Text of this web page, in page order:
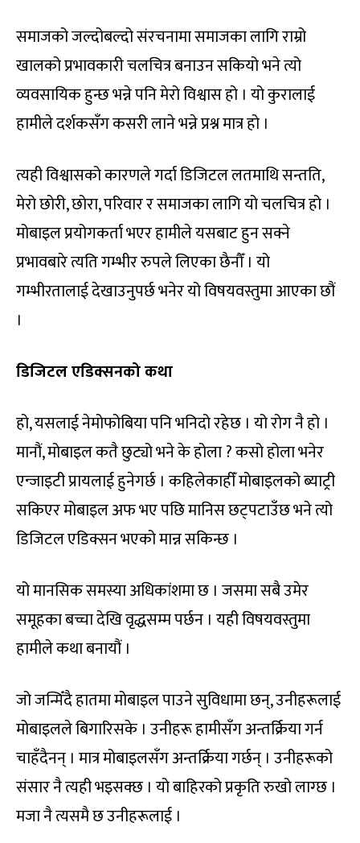
समाजको जल्दोबल्दो संरचनामा समाजका लागि राम्रो
खालको प्रभावकारी चलचित्र बनाउन सकियो भने त्यो
व्यवसायिक हुन्छ भन्ने पनि मेरो विश्वास हो । यो कुरालाई
हामीले दर्शकसँग कसरी लाने भन्ने प्रश्न मात्र हो ।
त्यही विश्वासको कारणले गर्दा डिजिटल लतमाथि सन्तति,
मेरो छोरी, छोरा, परिवार र समाजका लागि यो चलचित्र हो ।
मोबाइल प्रयोगकर्ता भएर हामीले यसबाट हुन सक्ने
प्रभावबारे त्यति गम्भीर रुपले लिएका छैनौँ । यो
गम्भीरतालाई देखाउनुपर्छ भनेर यो विषयवस्तुमा आएका छौं
।
डिजिटल एडिक्सनको कथा
हो, यसलाई नेमोफोबिया पनि भनिदो रहेछ । यो रोग नै हो ।
मानौं, मोबाइल कतै छुट्यो भने के होला ? कसो होला भनेर
एन्जाइटी प्रायलाई हुनेगर्छ । कहिलेकाहीँ मोबाइलको ब्याट्री
सकिएर मोबाइल अफ भए पछि मानिस छट्पटाउँछ भने त्यो
डिजिटल एडिक्सन भएको मान्न सकिन्छ ।
यो मानसिक समस्या अधिकांशमा छ । जसमा सबै उमेर
समूहका बच्चा देखि वृद्धसम्म पर्छन । यही विषयवस्तुमा
हामीले कथा बनायौं ।
जो जन्मिँदै हातमा मोबाइल पाउने सुविधामा छन्, उनीहरूलाई
मोबाइलले बिगारिसके । उनीहरू हामीसँग अन्तर्क्रिया गर्न
चाहँदैनन् । मात्र मोबाइलसँग अन्तर्क्रिया गर्छन् । उनीहरूको
संसार नै त्यही भइसक्छ । यो बाहिरको प्रकृति रुखो लाग्छ ।
मजा नै त्यसमै छ उनीहरूलाई ।